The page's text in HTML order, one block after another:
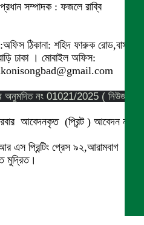
সম্পাদক : ফজলে রাব্বি
ঠিকানা: শহিদ ফারুক রোড,বাসা
ঢাকা । মোবাইল অফিস:
অনুমদিত নং 01021/2025 ( নিউজ
আবেদনকৃত (প্রিন্ট ) আবেদন নং
প্রিন্টিং প্রেস ৯২,আরামবাগ
মুদ্রিত।